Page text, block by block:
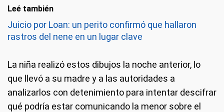
Leé también
Juicio por Loan: un perito confirmó que hallaron
rastros del nene en un lugar clave
La niña realizó estos dibujos la noche anterior, lo
que llevó a su madre y a las autoridades a
analizarlos con detenimiento para intentar descifrar
qué podría estar comunicando la menor sobre el